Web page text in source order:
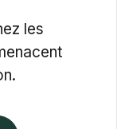
les